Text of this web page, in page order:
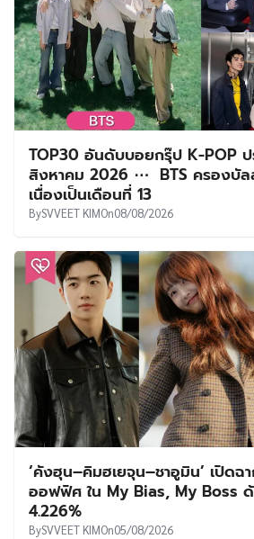
TOP30 อันดับบอยกรุ๊ป K-POP ป
สิงหาคม 2026 ⋯ BTS ครองบั
เนื่องเป็นเดือนที่ 13
BySVVEET KIMOn08/08/2026
‘คังฮุน–คิมฮเยจุน–ชาอูมิน’ เปิดฉ
ออฟฟิศ ใน My Bias, My Boss
4.226%
BySVVEET KIMOn05/08/2026